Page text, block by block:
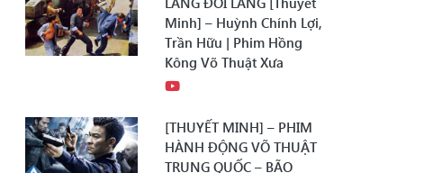
Minh] – Huỳnh Chính Lợi,
Trần Hữu | Phim Hồng
Kông Võ Thuật Xưa
[THUYẾT MINH] – PHIM
HÀNH ĐỘNG VÕ THUẬT
TRUNG QUỐC – BÃO